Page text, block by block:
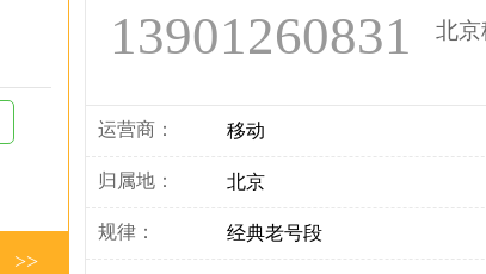
13901260831 北京
运营商： 移动
归属地： 北京
规律： 经典老号段
>>